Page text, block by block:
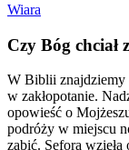
Wiara
Czy Bóg chciał
W Biblii znajdziemy
w zakłopotanie.
opowieść o
podróży w miejscu
zabić. Sefora